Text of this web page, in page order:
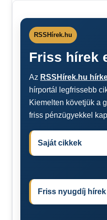
RSSHírek.hu
Friss hírek
Az RSSHírek.hu
hírportál legfrissebb
Kiemelten követjük a
friss pénzügyekkel
Saját cikkek
Friss nyugdíj hírek